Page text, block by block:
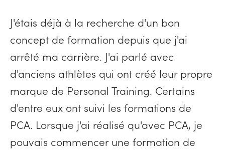
J'étais déjà à la recherche d'un bon
concept de formation depuis que j'ai
arrêté ma carrière. J'ai parlé avec
d'anciens athlètes qui ont créé leur propre
marque de Personal Training. Certains
d'entre eux ont suivi les formations de
PCA. Lorsque j'ai réalisé qu'avec PCA, je
pouvais commencer une formation de